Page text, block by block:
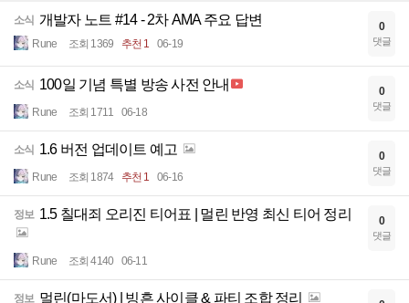
소식 개발자 노트 #14 - 2차 AMA 주요 답변
Rune 조회 1369 추천 1 06-19
0
댓글
소식 100일 기념 특별 방송 사전 안내
Rune 조회 1711 06-18
0
댓글
소식 1.6 버전 업데이트 예고
Rune 조회 1874 추천 1 06-16
0
댓글
정보 1.5 칠대죄 오리진 티어표 | 멀린 반영 최신 티어 정리
Rune 조회 4140 06-11
0
댓글
정보 멀린(마도서) | 빙흔 사이클 & 파티 조합 정리